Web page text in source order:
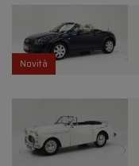
Novità